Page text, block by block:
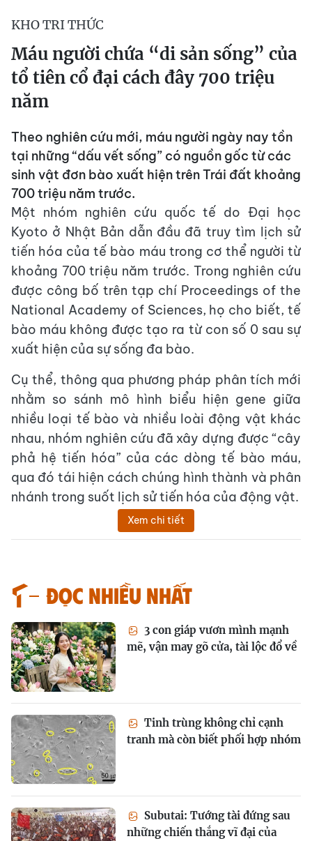
KHO TRI THỨC
Máu người chứa “di sản sống” của
tổ tiên cổ đại cách đây 700 triệu
năm
Theo nghiên cứu mới, máu người ngày nay tồn
tại những “dấu vết sống” có nguồn gốc từ các
sinh vật đơn bào xuất hiện trên Trái đất khoảng
700 triệu năm trước.
Một nhóm nghiên cứu quốc tế do Đại học
Kyoto ở Nhật Bản dẫn đầu đã truy tìm lịch sử
tiến hóa của tế bào máu trong cơ thể người từ
khoảng 700 triệu năm trước. Trong nghiên cứu
được công bố trên tạp chí Proceedings of the
National Academy of Sciences, họ cho biết, tế
bào máu không được tạo ra từ con số 0 sau sự
xuất hiện của sự sống đa bào.
Cụ thể, thông qua phương pháp phân tích mới
nhằm so sánh mô hình biểu hiện gene giữa
nhiều loại tế bào và nhiều loài động vật khác
nhau, nhóm nghiên cứu đã xây dựng được “cây
phả hệ tiến hóa” của các dòng tế bào máu,
qua đó tái hiện cách chúng hình thành và phân
nhánh trong suốt lịch sử tiến hóa của động vật.
Xem chi tiết
Đọc nhiều nhất
3 con giáp vươn mình mạnh
mẽ, vận may gõ cửa, tài lộc đổ về
Tinh trùng không chỉ cạnh
tranh mà còn biết phối hợp nhóm
Subutai: Tướng tài đứng sau
những chiến thắng vĩ đại của